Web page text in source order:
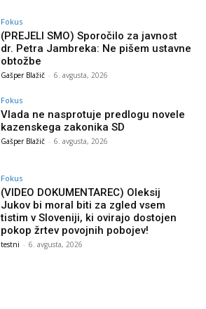
Fokus
(PREJELI SMO) Sporočilo za javnost
dr. Petra Jambreka: Ne pišem ustavne
obtožbe
Gašper Blažič - 6. avgusta, 2026
Fokus
Vlada ne nasprotuje predlogu novele
kazenskega zakonika SD
Gašper Blažič - 6. avgusta, 2026
Fokus
(VIDEO DOKUMENTAREC) Oleksij
Jukov bi moral biti za zgled vsem
tistim v Sloveniji, ki ovirajo dostojen
pokop žrtev povojnih pobojev!
testni - 6. avgusta, 2026